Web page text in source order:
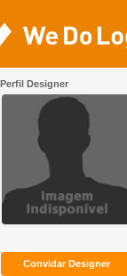
Convidar Designer
Perfil Designer